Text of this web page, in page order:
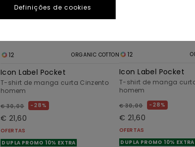
12 ORGANIC COTTON
Icon Label Pocket
T-shirt de manga curta Cinzento
homem
€ 30,00 28%
€ 21,60
OFERTAS
DUPLA PROMO 10% EXTRA
12
Icon Label Pocket
T-shirt de manga
homem
€ 30,00 28%
€ 21,60
OFERTAS
DUPLA PROMO 10% EXTRA
Definições de cookies